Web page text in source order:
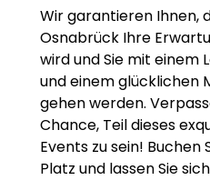
Wir garantieren Ihnen,
Osnabrück Ihre
wird und Sie mit einem
und einem glücklichen
gehen werden.
Chance, Teil dieses
Events zu sein!
Platz und lassen Sie